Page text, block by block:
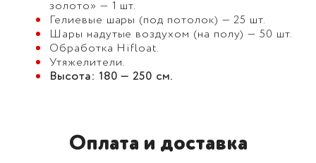
золото» — 1 шт.
Гелиевые шары (под потолок) — 25 шт.
Шары надутые воздухом (на полу) — 50 шт.
Обработка Hifloat.
Утяжелители.
Высота: 180 — 250 см.
Оплата и доставка